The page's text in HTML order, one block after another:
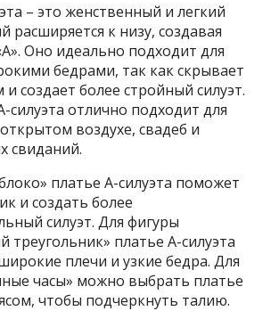
– это женственный и легкий
расширяется к низу, создавая
Оно идеально подходит для
бедрами, так как скрывает
создает более стройный силуэт.
отлично подходит для
воздухе, свадеб и
свиданий.
платье А-силуэта поможет
и создать более
силуэт. Для фигуры
треугольник» платье А-силуэта
плечи и узкие бедра. Для
часы» можно выбрать платье
чтобы подчеркнуть талию.